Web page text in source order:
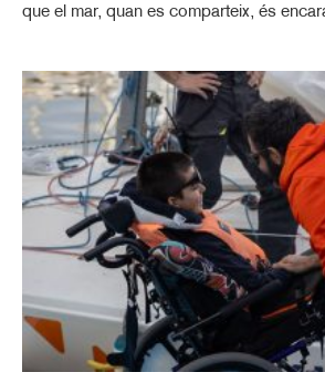
que el mar, quan es comparteix, és